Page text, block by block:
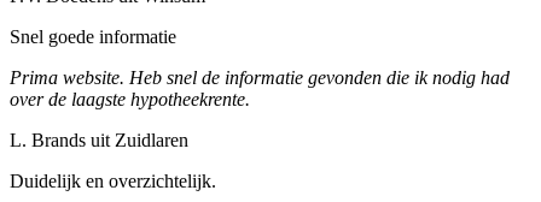
Snel goede informatie
Prima website. Heb snel de informatie gevonden die ik nodig had
over de laagste hypotheekrente.
L. Brands uit Zuidlaren
Duidelijk en overzichtelijk.